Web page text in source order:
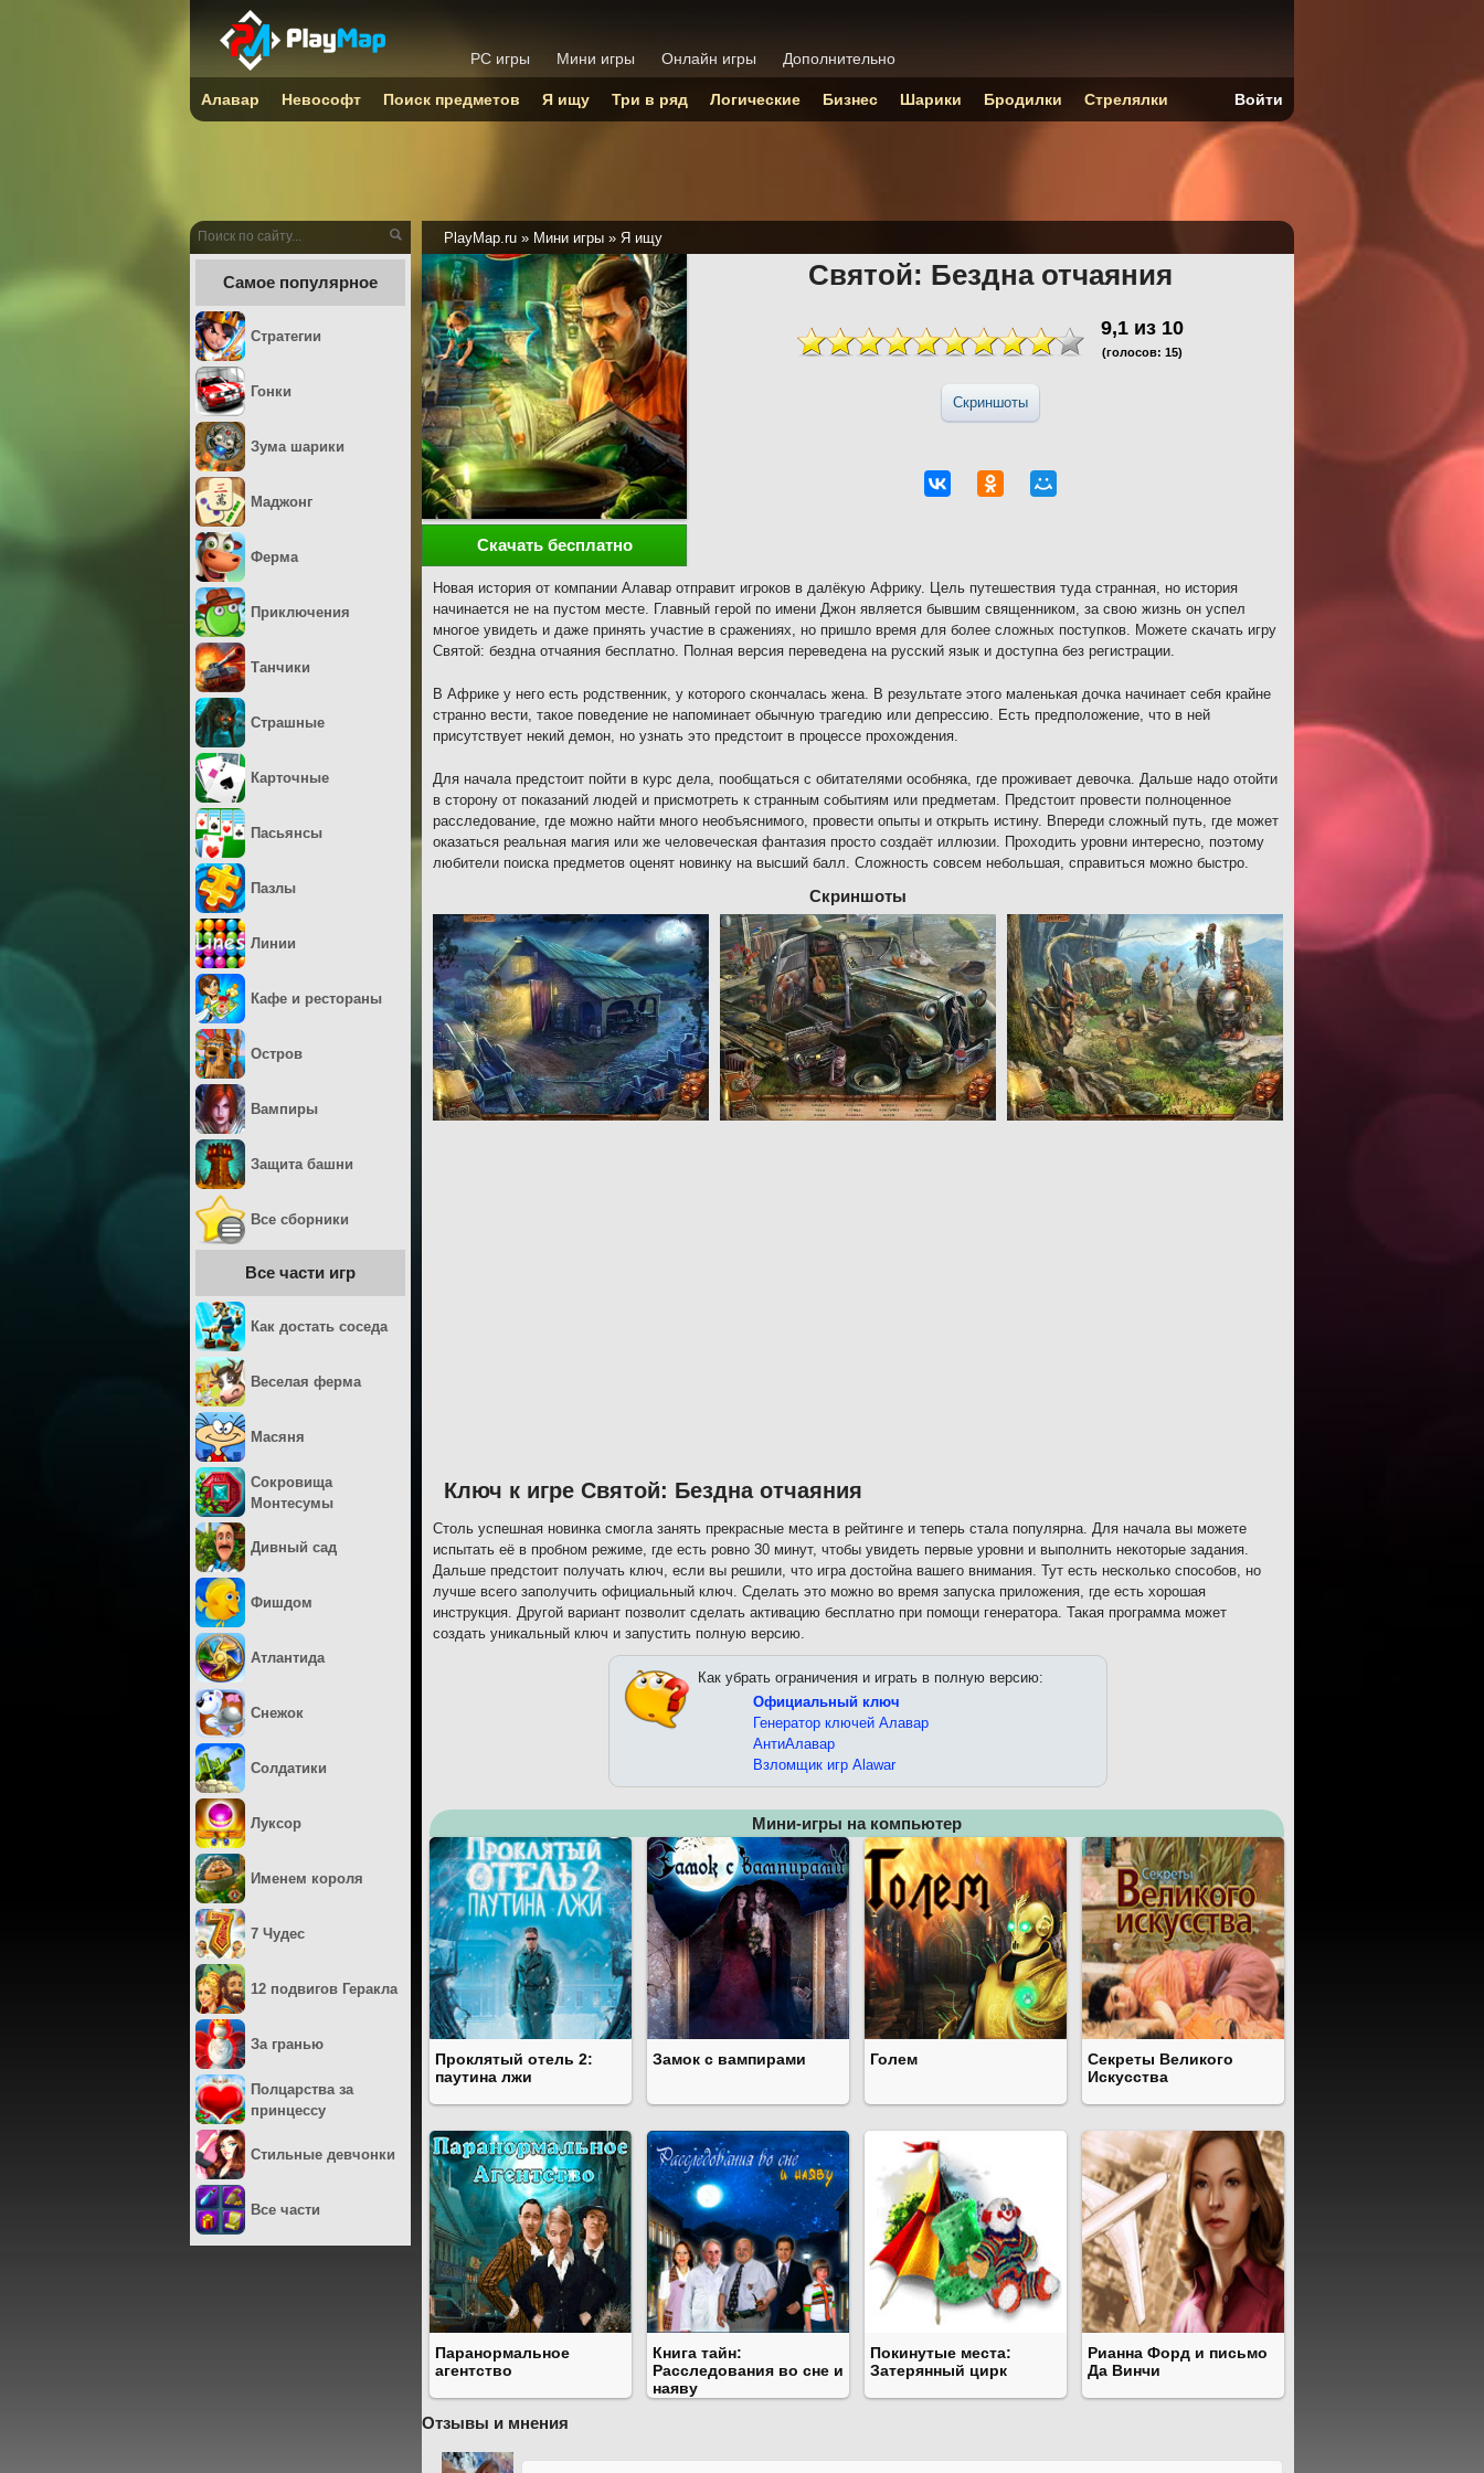
PlayMap.ru » Мини игры » Я ищу
Святой: Бездна отчаяния
9,1 из 10
(голосов: 15)
Скриншоты
Скачать бесплатно
Новая история от компании Алавар отправит игроков в далёкую Африку. Цель путешествия туда странная, но история
начинается не на пустом месте. Главный герой по имени Джон является бывшим священником, за свою жизнь он успел
многое увидеть и даже принять участие в сражениях, но пришло время для более сложных поступков. Можете скачать игру
Святой: бездна отчаяния бесплатно. Полная версия переведена на русский язык и доступна без регистрации.
В Африке у него есть родственник, у которого скончалась жена. В результате этого маленькая дочка начинает себя крайне
странно вести, такое поведение не напоминает обычную трагедию или депрессию. Есть предположение, что в ней
присутствует некий демон, но узнать это предстоит в процессе прохождения.
Для начала предстоит пойти в курс дела, пообщаться с обитателями особняка, где проживает девочка. Дальше надо отойти
в сторону от показаний людей и присмотреть к странным событиям или предметам. Предстоит провести полноценное
расследование, где можно найти много необъяснимого, провести опыты и открыть истину. Впереди сложный путь, где может
оказаться реальная магия или же человеческая фантазия просто создаёт иллюзии. Проходить уровни интересно, поэтому
любители поиска предметов оценят новинку на высший балл. Сложность совсем небольшая, справиться можно быстро.
Скриншоты
Ключ к игре Святой: Бездна отчаяния
Столь успешная новинка смогла занять прекрасные места в рейтинге и теперь стала популярна. Для начала вы можете
испытать её в пробном режиме, где есть ровно 30 минут, чтобы увидеть первые уровни и выполнить некоторые задания.
Дальше предстоит получать ключ, если вы решили, что игра достойна вашего внимания. Тут есть несколько способов, но
лучше всего заполучить официальный ключ. Сделать это можно во время запуска приложения, где есть хорошая
инструкция. Другой вариант позволит сделать активацию бесплатно при помощи генератора. Такая программа может
создать уникальный ключ и запустить полную версию.
Как убрать ограничения и играть в полную версию:
Официальный ключ
Генератор ключей Алавар
АнтиАлавар
Взломщик игр Alawar
Мини-игры на компьютер
Проклятый отель 2:
паутина лжи
Замок с вампирами Голем
Секреты Великого
Искусства
Паранормальное
агентство
Книга тайн:
Расследования во сне и
наяву
Покинутые места:
Затерянный цирк
Рианна Форд и письмо
Да Винчи
Отзывы и мнения
Самое популярное
Стратегии
Гонки
Зума шарики
Маджонг
Ферма
Приключения
Танчики
Страшные
Карточные
Пасьянсы
Пазлы
Линии
Кафе и рестораны
Остров
Вампиры
Защита башни
Все сборники
Все части игр
Как достать соседа
Веселая ферма
Масяня
Сокровища
Монтесумы
Дивный сад
Фишдом
Атлантида
Снежок
Солдатики
Луксор
Именем короля
7 Чудес
12 подвигов Геракла
За гранью
Полцарства за
принцессу
Стильные девчонки
Все части
PC игры Мини игры Онлайн игры Дополнительно
Алавар Невософт Поиск предметов Я ищу Три в ряд Логические Бизнес Шарики Бродилки Стрелялки Войти